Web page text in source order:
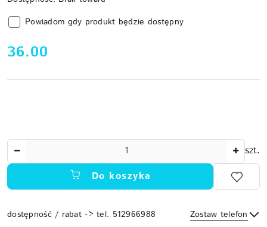
Powiadom gdy produkt będzie dostępny
cena:
36.00
szt.
Do koszyka
dostępność / rabat -> tel. 512966988 Zostaw telefon